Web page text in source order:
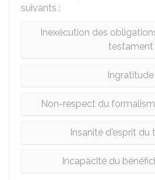
suivants :
Inexécution des
testament
Ingratitude
Non-respect du
Insanité d'esprit du
Incapacité du